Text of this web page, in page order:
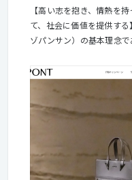
【高い志を抱き、情熱を
て、社会に価値を提供す
ゾパンサン）の基本理念
機会"を世界で最も創り出
と、企業の成長実現のた
クリエイティブ戦略の立
ンストップでソリューシ